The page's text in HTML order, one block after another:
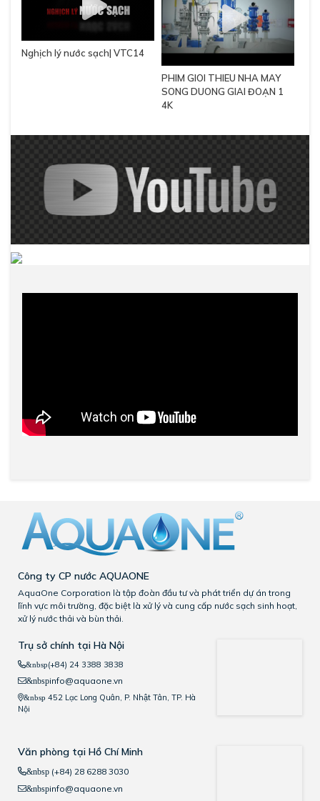
Nghịch lý nước sạch| VTC14
PHIM GIOI THIEU NHA MAY
SONG DUONG GIAI ĐOẠN 1
4K
Công ty CP nước AQUAONE
AquaOne Corporation là tập đoàn đầu tư và phát triển dự án trong
lĩnh vực môi trường, đặc biệt là xử lý và cung cấp nước sạch sinh hoạt,
xử lý nước thải và bùn thải.
Trụ sở chính tại Hà Nội
&nbsp(+84) 24 3388 3838
&nbspinfo@aquaone.vn
&nbsp 452 Lạc Long Quân, P. Nhật Tân, TP. Hà
Nội
Văn phòng tại Hồ Chí Minh
&nbsp (+84) 28 6288 3030
&nbspinfo@aquaone.vn